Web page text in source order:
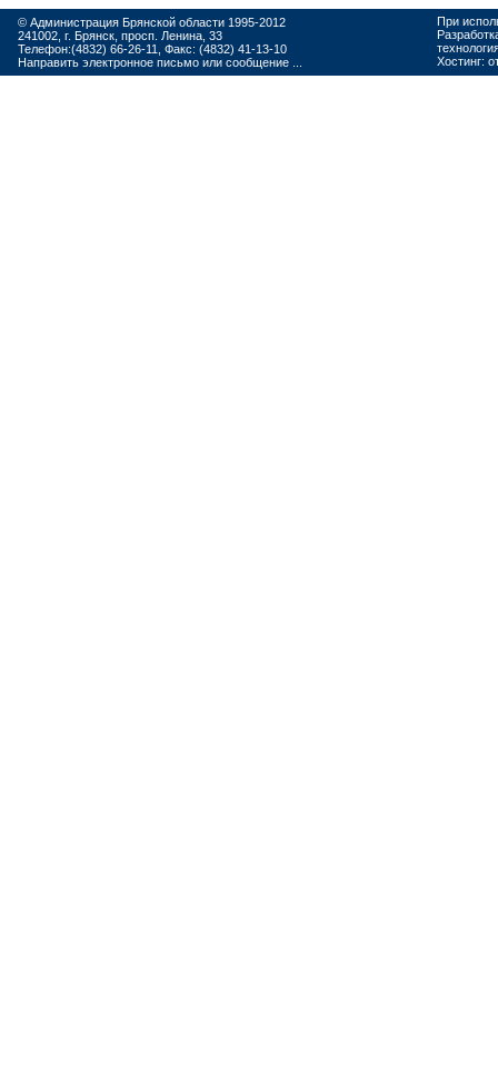
© Администрация Брянской области 1995-2012
241002, г. Брянск, просп. Ленина, 33
Телефон:(4832) 66-26-11, Факс: (4832) 41-13-10
Направить электронное письмо или сообщение ...
При
Хостинг: